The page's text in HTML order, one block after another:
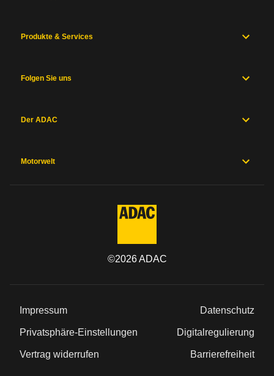
Produkte & Services
Folgen Sie uns
Der ADAC
Motorwelt
©2026ADAC
Impressum Datenschutz
Privatsphäre-Einstellungen Digitalregulierung
Vertrag widerrufen Barrierefreiheit